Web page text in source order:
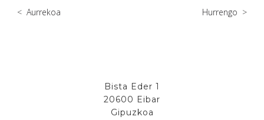
< Aurrekoa Hurrengo >
Bista Eder 1
20600 Eibar
Gipuzkoa